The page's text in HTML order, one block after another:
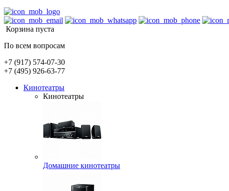
Корзина пуста
По всем вопросам
+7 (917) 574-07-30
+7 (495) 926-63-77
Кинотеатры
Кинотеатры
Домашние кинотеатры